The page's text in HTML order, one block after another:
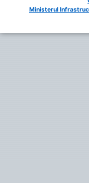
Ministerul